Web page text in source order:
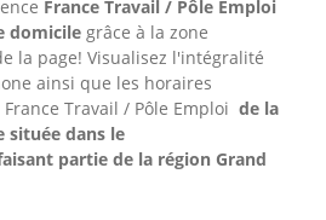
France Travail / Pôle Emploi
domicile grâce à la zone
la page! Visualisez l'intégralité
ainsi que les horaires
Travail / Pôle Emploi de la
située dans le
partie de la région Grand